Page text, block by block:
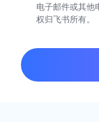
电子邮件或其他
权归飞书所有。